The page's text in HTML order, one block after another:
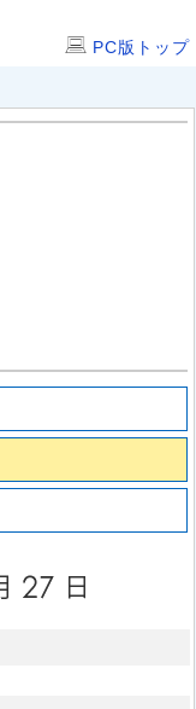
PC版トップ